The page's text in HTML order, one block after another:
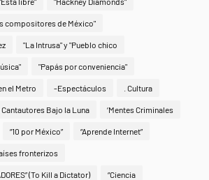
compositores de México"
"La Intrusa" y "Pueblo chico
"Papás por conveniencia"
el Metro -Espectáculos . Cultura
Cantautores Bajo la Luna ‘Mentes Criminales
“10 por México” “Aprende Internet”
fronterizos
(To Kill a Dictator) “Ciencia